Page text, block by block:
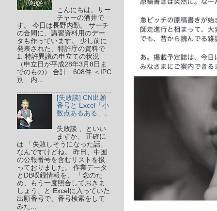
こんにちは。サー
チャーの酒井で
す。 今日は長野内勤。 サーチ
の合間に、講習資料用のデー
タも作っています。 少し前に
発表された、特許庁の資料で
1. 特許異議の申立ての状況
（申立日が平成28年3月8日ま
でのもの） 合計 608件 ＜IPC
別 内...
[失敗談] CN出願
番号と Excel「小
数点あるある」。
失敗談 、といい
ますか、 正確に
は 「失敗しそうになった話」
なんですけどね。 昨日、中国
の公報番号を含むリストを扱
っておりました。 作業データ
とDB収録情報を、 「念のた
め、もう一度照合しておきま
しょう」と Excelに入っていた
出願番号で、番号検索をして
みた...